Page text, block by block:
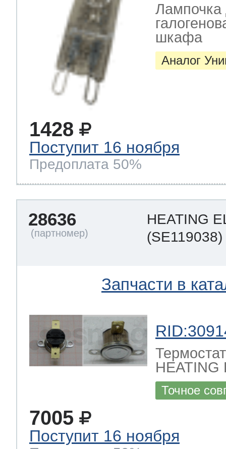
Лампочка
шкафа
Аналог
1428
Поступит 16 ноября
Предоплата 50%
28636
HEATING
(SE119038)
Запчасти в
HEATING
Точное
7005
Поступит 16 ноября